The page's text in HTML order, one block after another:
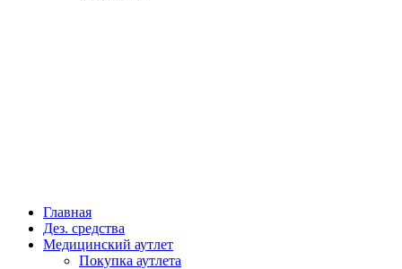
Главная
Дез. средства
Медицинский аутлет
Покупка аутлета